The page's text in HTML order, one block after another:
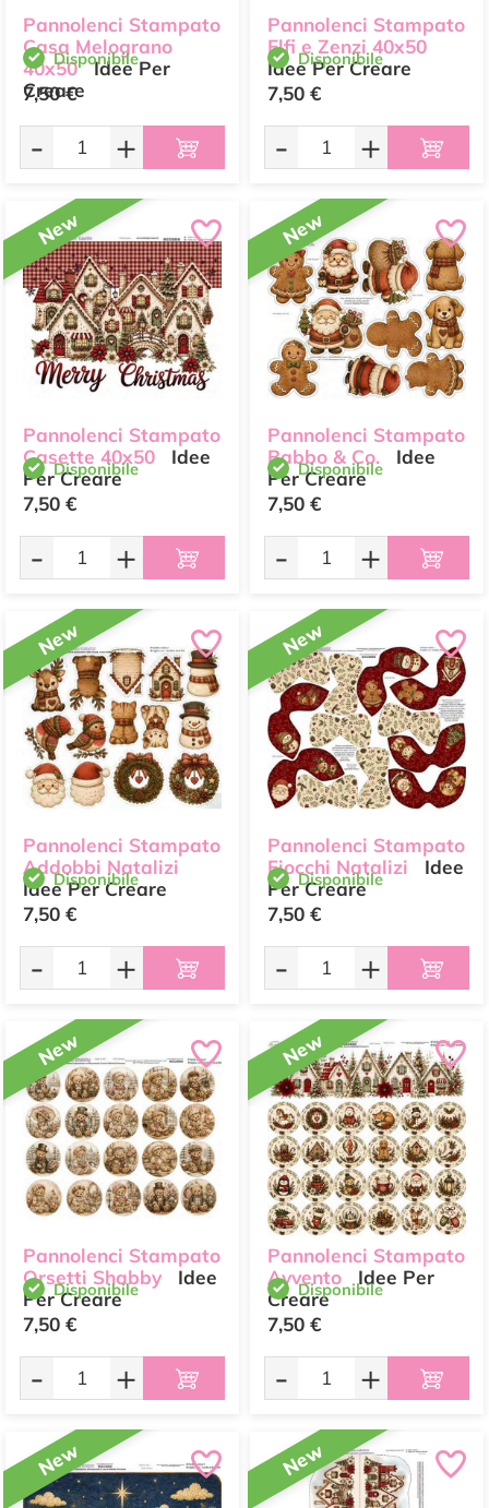
Pannolenci Stampato
Casa Melograno
40x50 Idee Per
Creare
Disponibile
7,50 €
- +
Pannolenci Stampato
Elfi e Zenzi 40x50
Idee Per Creare
Disponibile
7,50 €
- +
New
Pannolenci Stampato
Casette 40x50
Idee
Per Creare
Disponibile
7,50 €
- +
New
Pannolenci Stampato
Babbo & Co.
Idee
Per Creare
Disponibile
7,50 €
- +
New
Pannolenci Stampato
Addobbi Natalizi
Idee Per Creare
Disponibile
7,50 €
- +
New
Pannolenci Stampato
Fiocchi Natalizi
Idee
Per Creare
Disponibile
7,50 €
- +
New
Pannolenci Stampato
Orsetti Shabby
Idee
Per Creare
Disponibile
7,50 €
- +
New
Pannolenci Stampato
Avvento
Idee Per
CreareDisponibile
7,50 €
- +
New New